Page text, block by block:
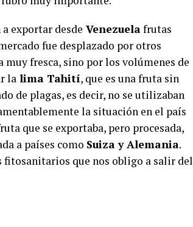
exportar desde Venezuelafrutas
fue desplazado por otros
fresca, sino por los volúmenes de
la lima Tahití, que es una fruta sin
de plagas, es decir, no se utilizaban
la situación en el país
que se exportaba, pero procesada,
a países como Suiza y Alemania.
que nos obligo a salir del